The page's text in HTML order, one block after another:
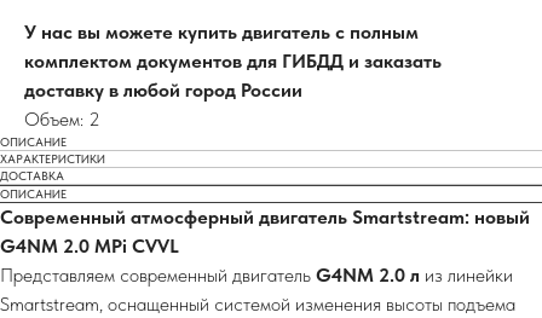
У нас вы можете купить двигатель с полным
комплектом документов для ГИБДД и заказать
доставку в любой город России
Объем: 2
ОПИСАНИЕ
ХАРАКТЕРИСТИКИ
ДОСТАВКА
ОПИСАНИЕ
Современный атмосферный двигатель Smartstream: новый
G4NM 2.0 MPi CVVL
Представляем современный двигатель G4NM 2.0 л из линейки
Smartstream, оснащенный системой изменения высоты подъема